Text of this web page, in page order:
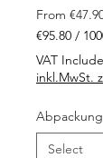
From
€95.80 /
€95.80
per
1000
VAT
inkl.MwSt.